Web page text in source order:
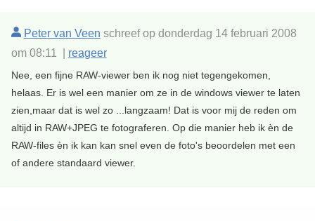
Peter van Veen schreef op donderdag 14 februari 2008
om 08:11 | reageer
Nee, een fijne RAW-viewer ben ik nog niet tegengekomen,
helaas. Er is wel een manier om ze in de windows viewer te laten
zien,maar dat is wel zo ...langzaam! Dat is voor mij de reden om
altijd in RAW+JPEG te fotograferen. Op die manier heb ik èn de
RAW-files èn ik kan kan snel even de foto's beoordelen met een
of andere standaard viewer.